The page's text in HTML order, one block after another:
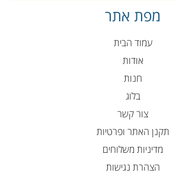
מפת אתר
עמוד הבית
אודות
חנות
בלוג
צור קשר
תקנן האתר ופרטיות
מדיניות משלוחים
הצהרת נגישות